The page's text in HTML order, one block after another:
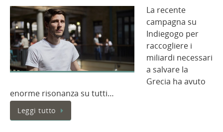
La recente
campagna su
Indiegogo per
raccogliere i
miliardi necessari
a salvare la
Grecia ha avuto
enorme risonanza su tutti…
Leggi tutto